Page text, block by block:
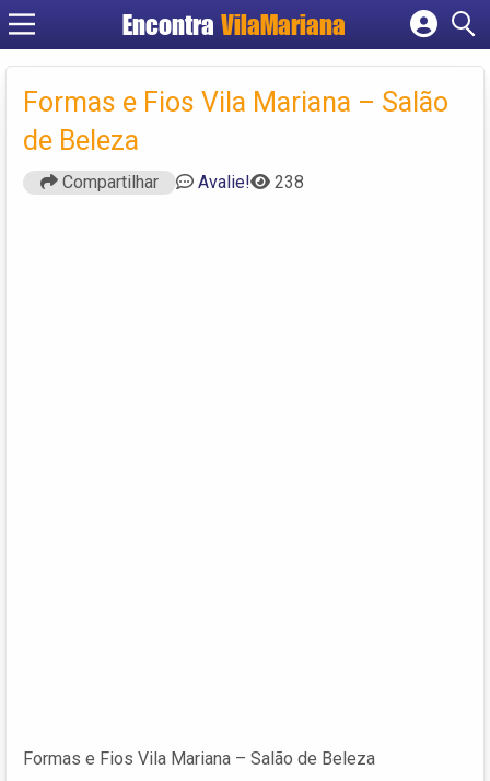
EncontraVilaMariana
Cadastrar empresa
Criar conta
Formas e Fios Vila Mariana – Salão
de Beleza
Compartilhar Avalie! 238
Formas e Fios Vila Mariana – Salão de Beleza